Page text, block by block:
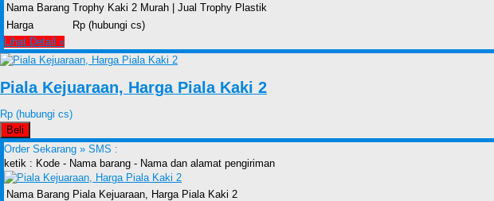
Nama Barang Trophy Kaki 2 Murah | Jual Trophy Plastik
Harga
Rp (hubungi cs)
Lihat Detail »
Piala Kejuaraan, Harga Piala Kaki 2
Rp (hubungi cs)
Beli
Order Sekarang » SMS :
ketik : Kode - Nama barang - Nama dan alamat pengiriman
Nama Barang Piala Kejuaraan, Harga Piala Kaki 2